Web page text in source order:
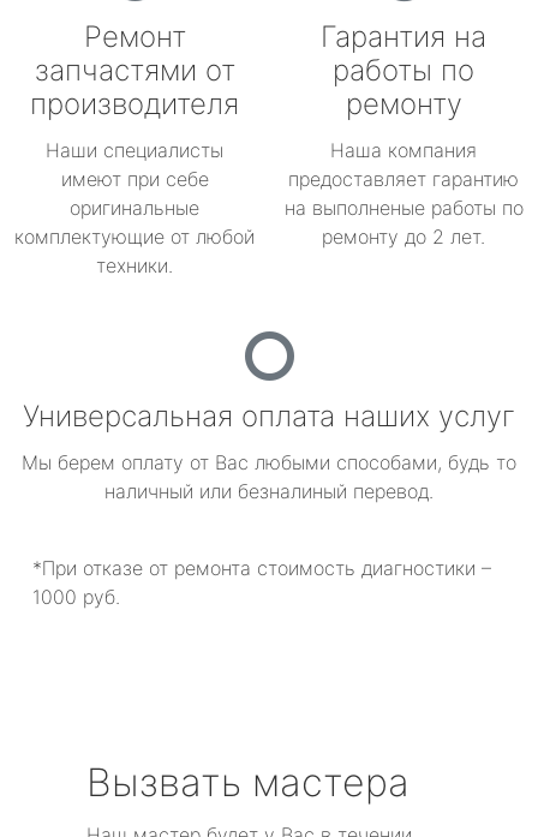
Ремонт
запчастями от
производителя
Наши специалисты
имеют при себе
оригинальные
комплектующие от любой
техники.
Гарантия на
работы по
ремонту
Наша компания
предоставляет гарантию
на выполненые работы по
ремонту до 2 лет.
Универсальная оплата наших услуг
Мы берем оплату от Вас любыми способами, будь то
наличный или безналиный перевод.
*При отказе от ремонта стоимость диагностики –
1000 руб.
Вызвать мастера